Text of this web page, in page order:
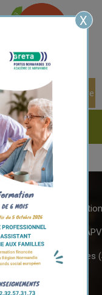
X
Espace Parent/Elève
cycle d’orientation
en Espace Rural
dans les Territoires